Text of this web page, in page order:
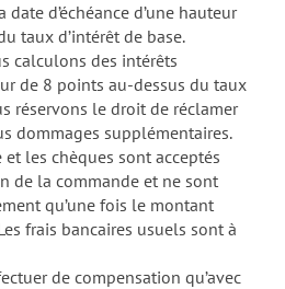
date d’échéance d’une hauteur
taux d’intérêt de base.
calculons des intérêts
de 8 points au-dessus du taux
réservons le droit de réclamer
dommages supplémentaires.
les chèques sont acceptés
de la commande et ne sont
qu’une fois le montant
frais bancaires usuels sont à
de compensation qu’avec